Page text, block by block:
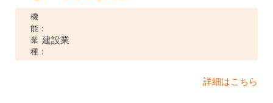
機
能：
業
種：
建設業
詳細はこちら